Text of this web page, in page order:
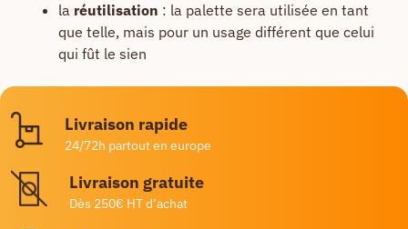
la réutilisation : la palette sera utilisée en tant
que telle, mais pour un usage différent que celui
qui fût le sien
Livraison rapide
24/72h partout en europe
Livraison gratuite
Dès 250€ HT d’achat